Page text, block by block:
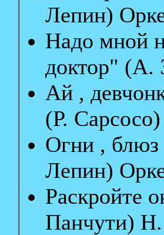
Лепин)
Надо мной
доктор" (А.
Ай ,
(Р.
Огни , блюз
Лепин)
Раскройте
Панчути)